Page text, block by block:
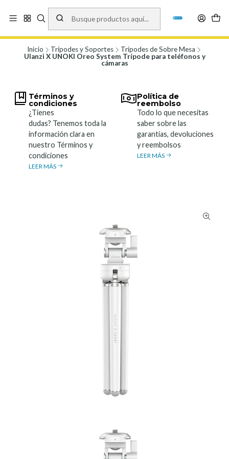
Vísita nuestro local en Los Agustinos 5478, Ñuñoa. Lunes a Viernes 9.30 a
19.00, Sábados 10:00 a 19:00 y Domingos de 10:00 a 17:00
Inicio Trípodes y Soportes
Trípodes de Sobre Mesa
Ulanzi X UNOKI Oreo System Trípode para teléfonos y
cámaras
Términos y
condiciones
¿Tienes
dudas? Tenemos toda la
información clara en
nuestro Términos y
condiciones
LEER MÁS
Política de
reembolso
Todo lo que necesitas
saber sobre las
garantías, devoluciones
y reembolsos
LEER MÁS